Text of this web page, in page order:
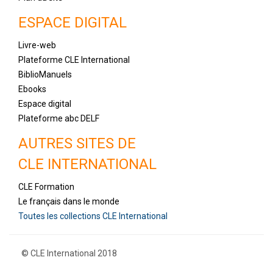
ESPACE DIGITAL
Livre-web
Plateforme CLE International
BiblioManuels
Ebooks
Espace digital
Plateforme abc DELF
AUTRES SITES DE
CLE INTERNATIONAL
CLE Formation
Le français dans le monde
Toutes les collections CLE International
© CLE International 2018